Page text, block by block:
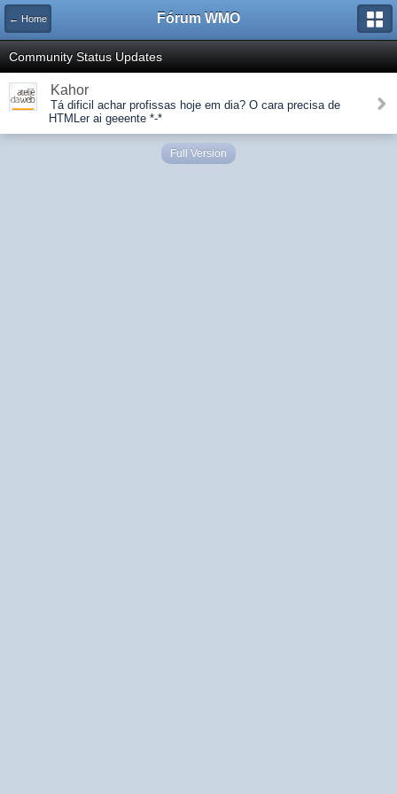
← Home Fórum WMO
Community Status Updates
Kahor
Tá dificil achar profissas hoje em dia? O cara precisa de
HTMLer ai geeente *-*
Full Version